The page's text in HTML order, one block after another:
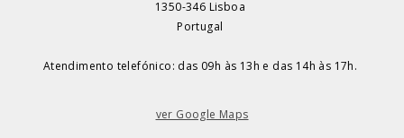
1350-346 Lisboa
Portugal
Atendimento telefónico: das 09h às 13h e das 14h às 17h.
ver Google Maps